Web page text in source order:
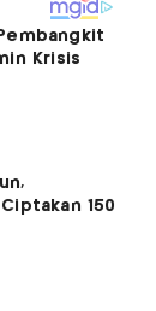
Krisis
150